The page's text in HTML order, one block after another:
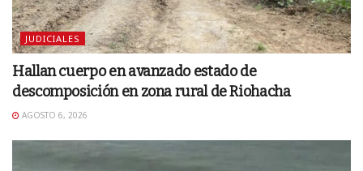
JUDICIALES
Hallan cuerpo en avanzado estado de
descomposición en zona rural de Riohacha
AGOSTO 6, 2026